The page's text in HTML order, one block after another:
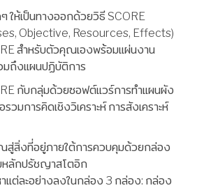
ให้เป็นทางออกด้วยวิธี SCORE
Objective, Resources, Effects)
สำหรับตัวคุณเองพร้อมแผ่นงาน
มถึงแผนปฏิบัติการ
กับกลุ่มด้วยซอฟต์แวร์การทำแผนผัง
วมการคิดเชิงวิเคราะห์ การสังเคราะห์
สิ่งที่อยู่ภายใต้การควบคุมด้วยกล่อง
หลักปรัชญาสโตอิก
ต่ละอย่างลงในกล่อง 3 กล่อง: กล่อง